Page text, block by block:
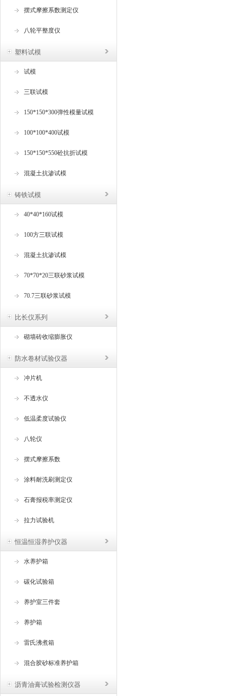
摆式摩擦系数测定仪
八轮平整度仪
塑料试模
试模
三联试模
150*150*300弹性模量试模
100*100*400试模
150*150*550砼抗折试模
混凝土抗渗试模
铸铁试模
40*40*160试模
100方三联试模
混凝土抗渗试模
70*70*20三联砂浆试模
70.7三联砂浆试模
比长仪系列
砌墙砖收缩膨胀仪
防水卷材试验仪器
冲片机
不透水仪
低温柔度试验仪
八轮仪
摆式摩擦系数
涂料耐洗刷测定仪
石膏报税率测定仪
拉力试验机
恒温恒湿养护仪器
水养护箱
碳化试验箱
养护室三件套
养护箱
雷氏沸煮箱
混合胶砂标准养护箱
沥青油膏试验检测仪器